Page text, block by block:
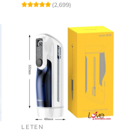
(2,699)
LETEN